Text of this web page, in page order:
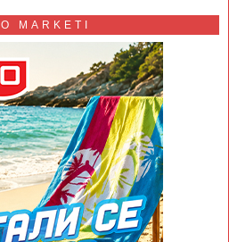
MARKETI